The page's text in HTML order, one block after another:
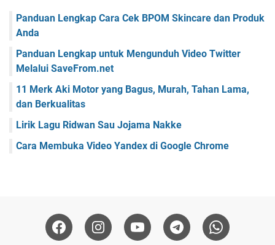
Panduan Lengkap Cara Cek BPOM Skincare dan Produk
Anda
Panduan Lengkap untuk Mengunduh Video Twitter
Melalui SaveFrom.net
11 Merk Aki Motor yang Bagus, Murah, Tahan Lama,
dan Berkualitas
Lirik Lagu Ridwan Sau Jojama Nakke
Cara Membuka Video Yandex di Google Chrome